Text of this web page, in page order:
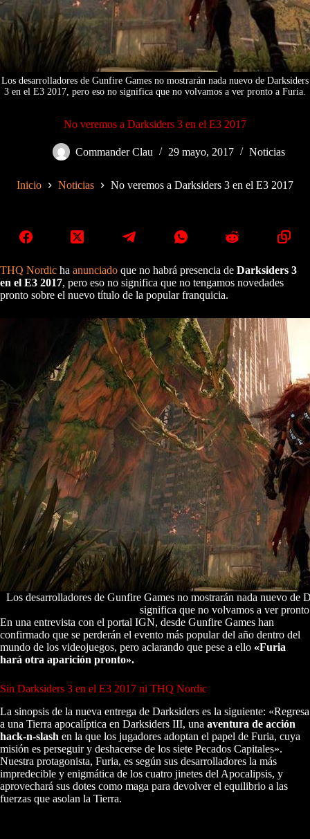
Los desarrolladores de Gunfire Games no mostrarán nada nuevo de Darksiders
3 en el E3 2017, pero eso no significa que no volvamos a ver pronto a Furia.
No veremos a Darksiders 3 en el E3 2017
Commander Clau 29 mayo, 2017 Noticias
Inicio Noticias No veremos a Darksiders 3 en el E3 2017
THQ Nordic ha anunciado que no habrá presencia de Darksiders 3
en el E3 2017, pero eso no significa que no tengamos novedades
pronto sobre el nuevo título de la popular franquicia.
Los desarrolladores de Gunfire Games no mostrarán nada nuevo de
significa que no volvamos a ver
En una entrevista con el portal IGN, desde Gunfire Games han
confirmado que se perderán el evento más popular del año dentro del
mundo de los videojuegos, pero aclarando que pese a ello «Furia
hará otra aparición pronto».
Sin Darksiders 3 en el E3 2017 ni THQ Nordic
La sinopsis de la nueva entrega de Darksiders es la siguiente: «Regresa
a una Tierra apocalíptica en Darksiders III, una aventura de acción
hack-n-slash en la que los jugadores adoptan el papel de Furia, cuya
misión es perseguir y deshacerse de los siete Pecados Capitales».
Nuestra protagonista, Furia, es según sus desarrolladores la más
impredecible y enigmática de los cuatro jinetes del Apocalipsis, y
aprovechará sus dotes como maga para devolver el equilibrio a las
fuerzas que asolan la Tierra.